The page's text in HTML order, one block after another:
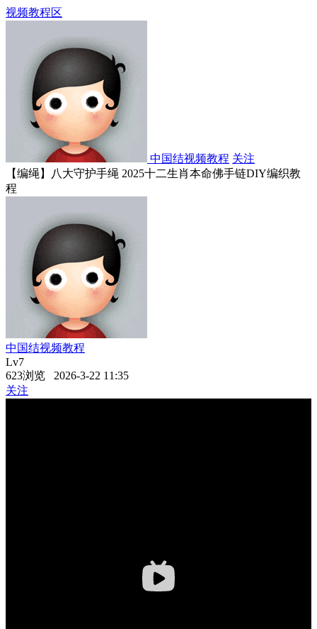
视频教程区
中国结视频教程 关注
【编绳】八大守护手绳 2025十二生肖本命佛手链DIY编织教
程
中国结视频教程
Lv7
623浏览 2026-3-22 11:35
关注